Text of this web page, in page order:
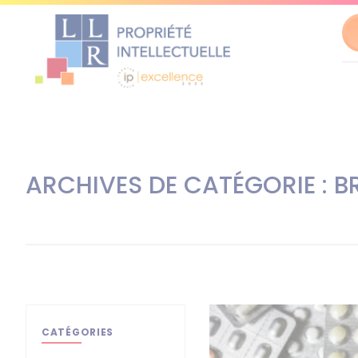
ARCHIVES DE CATÉGORIE :
CATÉGORIES